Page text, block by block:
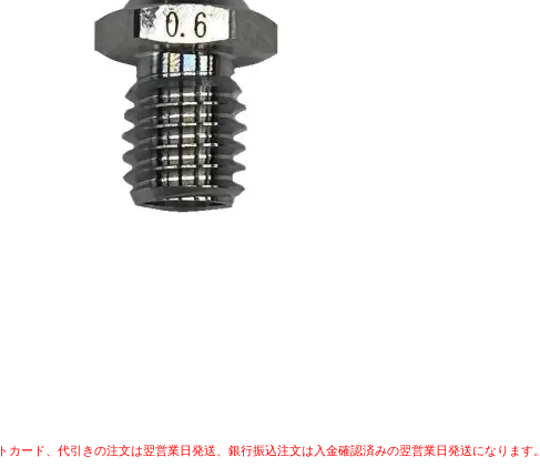
カード、代引きの注文は翌営業日発送、銀行振込注文は入金確認済みの翌営業日発送になります。